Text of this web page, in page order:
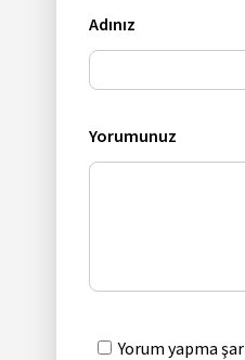
Adınız
Yorumunuz
Yorum yapma